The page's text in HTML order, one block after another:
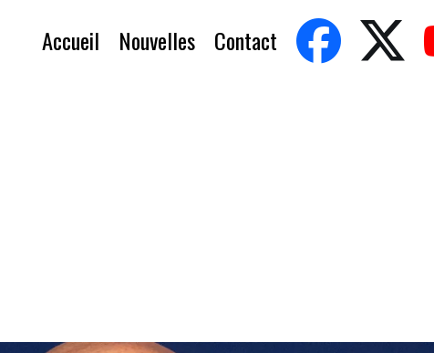
Accueil Nouvelles Contact